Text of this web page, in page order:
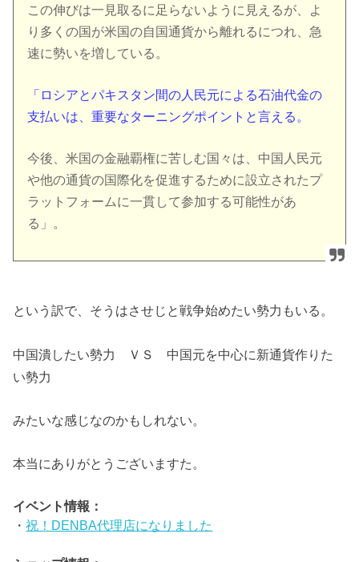
この伸びは一見取るに足らないように見えるが、よ
り多くの国が米国の自国通貨から離れるにつれ、急
速に勢いを増している。
「ロシアとパキスタン間の人民元による石油代金の
支払いは、重要なターニングポイントと言える。
今後、米国の金融覇権に苦しむ国々は、中国人民元
や他の通貨の国際化を促進するために設立されたプ
ラットフォームに一貫して参加する可能性があ
る」。
という訳で、そうはさせじと戦争始めたい勢力もいる。
中国潰したい勢力 ＶＳ 中国元を中心に新通貨作りた
い勢力
みたいな感じなのかもしれない。
本当にありがとうございますた。
イベント情報：
・祝！DENBA代理店になりました